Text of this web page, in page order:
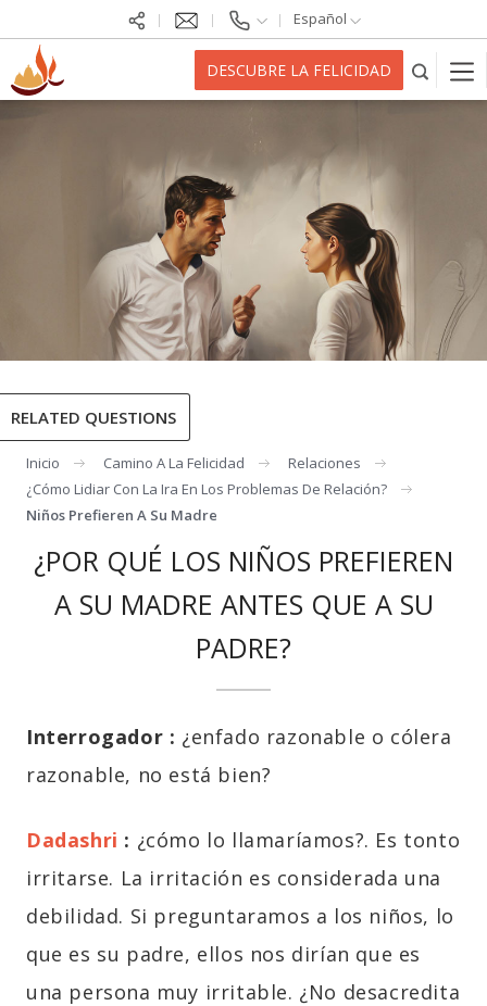
Español
DESCUBRE LA FELICIDAD
RELATED QUESTIONS
Inicio Camino A La Felicidad
Relaciones
¿cómo Lidiar Con La Ira En Los Problemas De Relación?
Niños Prefieren A Su Madre
¿POR QUÉ LOS NIÑOS PREFIEREN
A SU MADRE ANTES QUE A SU
PADRE?
Interrogador : ¿enfado razonable o cólera
razonable, no está bien?
Dadashri : ¿cómo lo llamaríamos?. Es tonto
irritarse. La irritación es considerada una
debilidad. Si preguntaramos a los niños, lo
que es su padre, ellos nos dirían que es
una persona muy irritable. ¿No desacredita